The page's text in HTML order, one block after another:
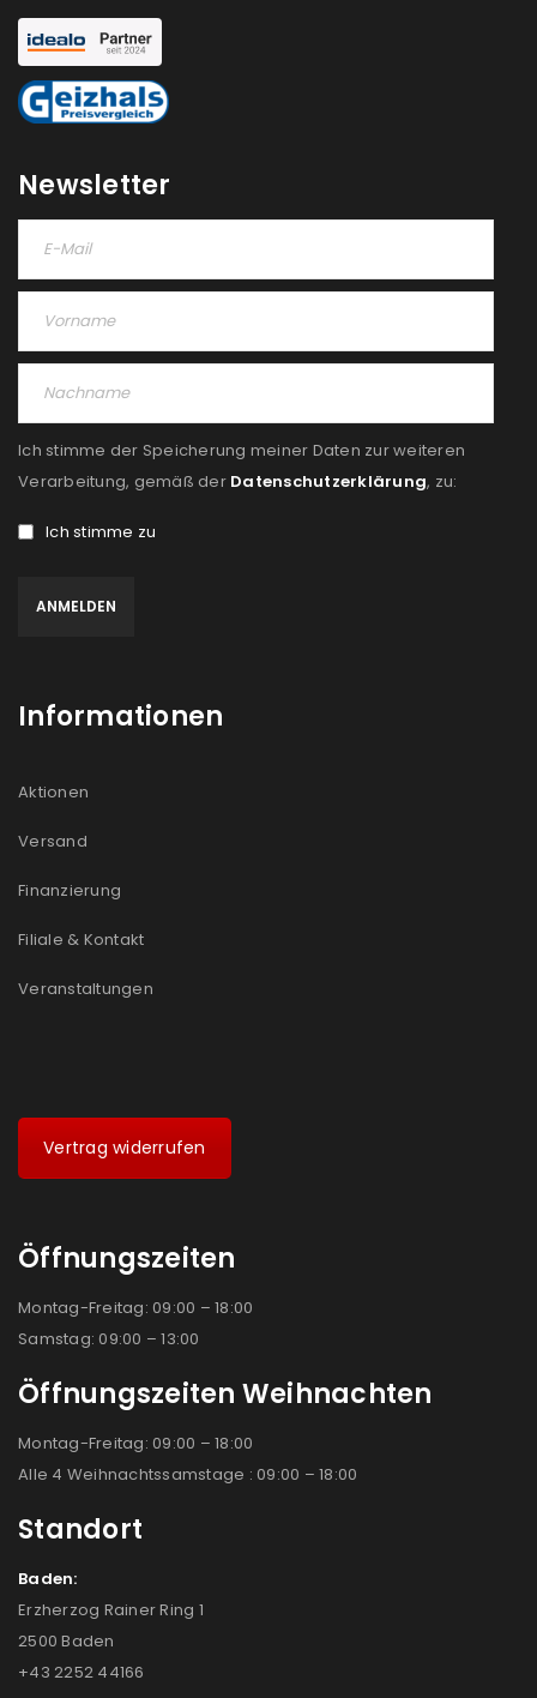
akzeptiere die
REGISTRIEREN
Newsletter
Ich stimme der Speicherung meiner Daten zur weiteren
Verarbeitung, gemäß der Datenschutzerklärung, zu:
Ich stimme zu
Informationen
Aktionen
Versand
Finanzierung
Filiale & Kontakt
Veranstaltungen
Vertrag widerrufen
Öffnungszeiten
Montag-Freitag: 09:00 – 18:00
Samstag: 09:00 – 13:00
Öffnungszeiten Weihnachten
Montag-Freitag: 09:00 – 18:00
Alle 4 Weihnachtssamstage : 09:00 – 18:00
Standort
Baden:
Erzherzog Rainer Ring 1
2500 Baden
+43 2252 44166